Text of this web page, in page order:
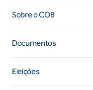
Sobre o COB
Documentos
Eleições